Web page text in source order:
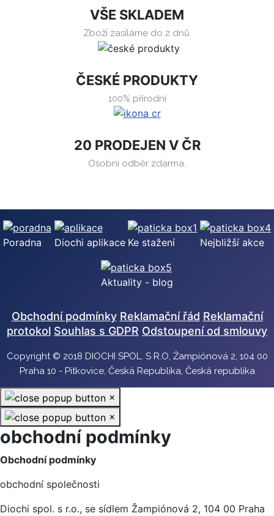
VŠE SKLADEM
Zboží zasíláme do 2 dnů.
ČESKÉ PRODUKTY
100% přírodní
20 PRODEJEN V ČR
Osobní odběr zdarma.
Poradna Diochi aplikace Ke stažení Nejbližší akce
Aktuality - blog
Obchodní podmínky Reklamační řád Reklamační
protokol Souhlas s GDPR Odstoupení od smlouvy
Copyright © 2018 DIOCHI SPOL. S R.O, Žampiónová 2, 104 00
Praha 10 - Pitkovice, Česká Republika, Česká republika
×
×
obchodní podmínky
Obchodní podmínky
obchodní společnosti
Diochi spol. s r.o., se sídlem Žampiónová 2, 104 00 Praha